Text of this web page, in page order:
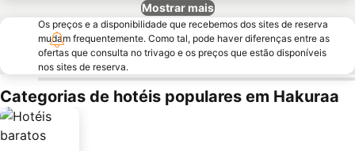
Mostrar mais
Os preços e a disponibilidade que recebemos dos sites de reserva
mudam frequentemente. Como tal, pode haver diferenças entre as
ofertas que consulta no trivago e os preços que estão disponíveis
nos sites de reserva.
Categorias de hotéis populares em Hakuraa